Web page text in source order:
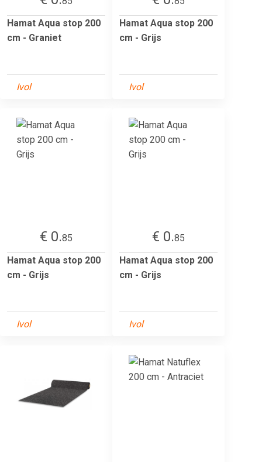
Hamat Aqua stop 200
cm - Graniet
Ivol
Hamat Aqua stop 200
cm - Grijs
Ivol
€ 0.85
Hamat Aqua stop 200
cm - Grijs
Ivol
€ 0.85
Hamat Aqua stop 200
cm - Grijs
Ivol